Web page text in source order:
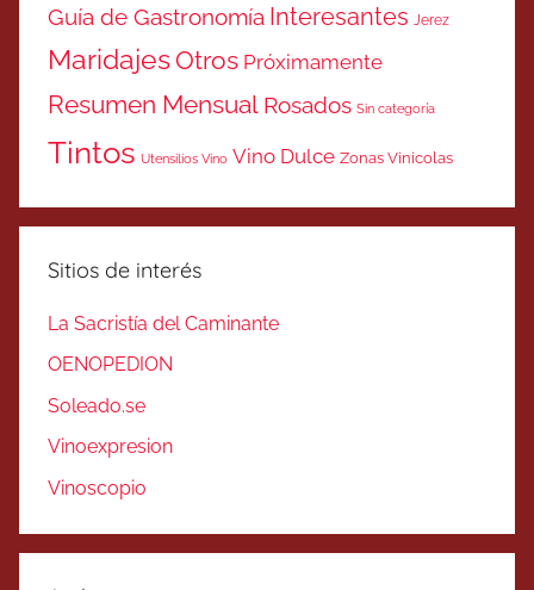
Guía de Gastronomía Interesantes Jerez
MaridajesOtros Próximamente
Resumen Mensual Rosados Sin categoría
Tintos Utensilios Vino Vino Dulce Zonas Vinicolas
Sitios de interés
La Sacristía del Caminante
OENOPEDION
Soleado.se
Vinoexpresion
Vinoscopio